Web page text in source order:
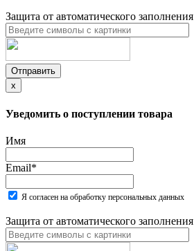
Защита от автоматического заполнения
Отправить
x
Уведомить о поступлении товара
Имя
Email*
Я согласен на обработку персональных данных
Защита от автоматического заполнения